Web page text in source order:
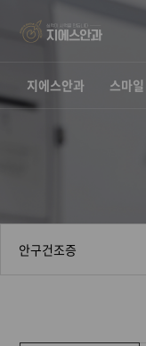
지에스안과 스마일